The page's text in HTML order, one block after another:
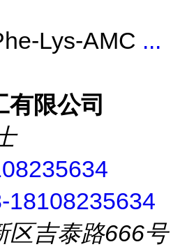
Lys-AMC ...
有限公司
18108235634
区吉泰路666号